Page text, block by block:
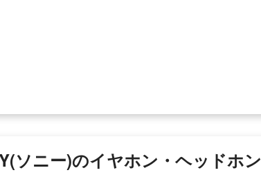
ソニー)のイヤホン・ヘッドホン